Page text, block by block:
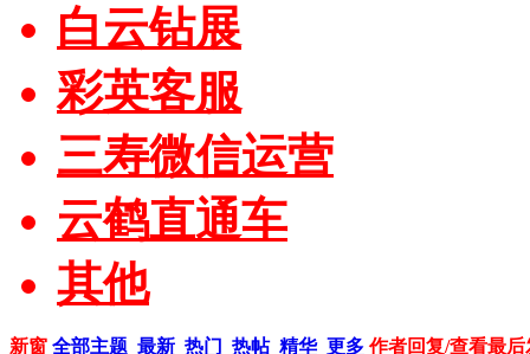
白云钻展
彩英客服
三寿微信运营
云鹤直通车
其他
新窗 全部主题 最新 热门 热帖 精华 更多 作者回复/查看最后